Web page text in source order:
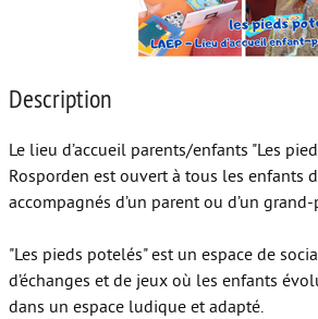
Vie de couple
Description
Le lieu d’accueil parents/enfants "Les
Rosporden est ouvert à tous les enfants
accompagnés d’un parent ou d’un
"Les pieds potelés" est un espace de
d’échanges et de jeux où les enfants
dans un espace ludique et adapté.